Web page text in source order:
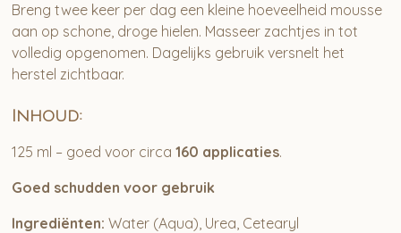
Breng twee keer per dag een kleine hoeveelheid mousse
aan op schone, droge hielen. Masseer zachtjes in tot
volledig opgenomen. Dagelijks gebruik versnelt het
herstel zichtbaar.
Inhoud:
125 ml – goed voor circa 160 applicaties.
Goed schudden voor gebruik
Ingrediënten: Water (Aqua), Urea, Cetearyl